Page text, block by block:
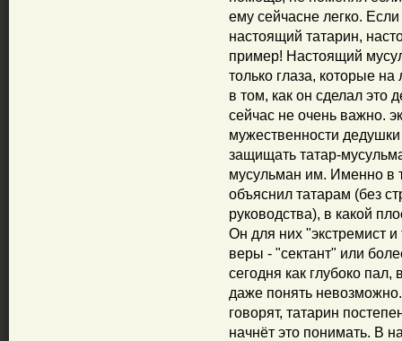
ему сейчасне легко.
настоящий татарин,
пример! Настоящий
только глаза, которые
в том, как он сделал это
сейчас не очень важно.
мужественности
защищать татар-
мусульман им. Именно в
объяснил татарам (без
руководства), в какой
Он для них "экстремист и
веры - "сектант" или
сегодня как глубоко
даже понять
говорят, татарин
начнёт это понимать. В